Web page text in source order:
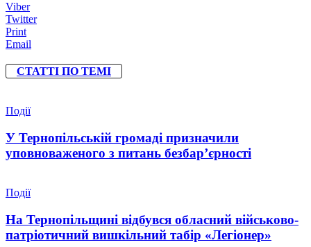
Viber
Twitter
Print
Email
СТАТТІ ПО ТЕМІ
Події
У Тернопільській громаді призначили
уповноваженого з питань безбар’єрності
Події
На Тернопільщині відбувся обласний військово-
патріотичний вишкільний табір «Легіонер»